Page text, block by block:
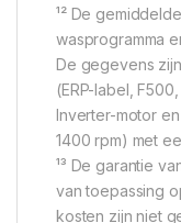
¹² De
wasprogramma
De gegevens
(ERP-label,
Inverter-motor
1400 rpm) met
¹³ De garantie
van toepassing
kosten zijn niet